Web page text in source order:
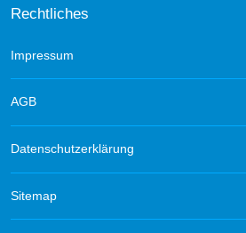
Rechtliches
Impressum
AGB
Datenschutzerklärung
Sitemap